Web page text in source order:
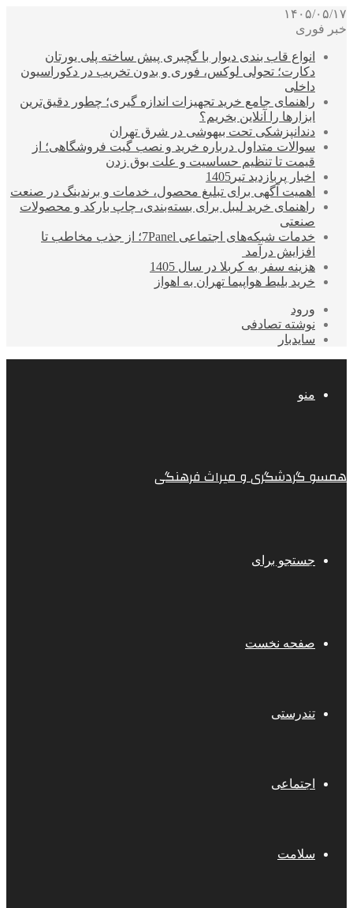
۱۴۰۵/۰۵/۱۷
خبر فوری
انواع قاب بندی دیوار با گچبری پیش ساخته پلی یورتان
دکارت؛ تحولی لوکس، فوری و بدون تخریب در دکوراسیون
داخلی
راهنمای جامع خرید تجهیزات اندازه گیری؛ چطور دقیق‌ترین
ابزارها را آنلاین بخریم؟
دندانپزشکی تحت بیهوشی در شرق تهران
سوالات متداول درباره خرید و نصب گیت فروشگاهی؛ از
قیمت تا تنظیم حساسیت و علت بوق زدن
اخبار پربازدید تیر1405
اهمیت آگهی برای تبلیغ محصول، خدمات و برندینگ در صنعت
راهنمای خرید لیبل برای بسته‌بندی، چاپ بارکد و محصولات
صنعتی
خدمات شبکه‌های اجتماعی 7Panel؛ از جذب مخاطب تا
افزایش درآمد
هزینه سفر به کربلا در سال 1405
خرید بلیط هواپیما تهران به اهواز
ورود
نوشته تصادفی
سایدبار
منو
همسو گردشگری و میراث فرهنگی
جستجو برای
صفحه نخست
تندرستی
اجتماعی
سلامت